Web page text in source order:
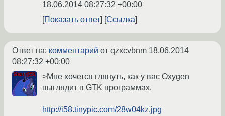
18.06.2014 08:27:32 +00:00
Показать ответ
Ссылка
Ответ на: комментарий от qzxcvbnm 18.06.2014
08:27:32 +00:00
>Мне хочется глянуть, как у вас Oxygen
выглядит в GTK программах.
http://i58.tinypic.com/28w04kz.jpg